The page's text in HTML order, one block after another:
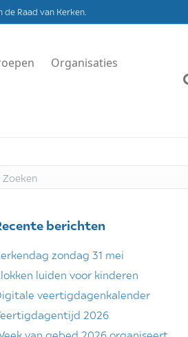
Raad van Kerken.
Organisaties
berichten
zondag 31 mei
luiden voor kinderen
veertigdagenkalender
2026
van gebed 2026 organiseert